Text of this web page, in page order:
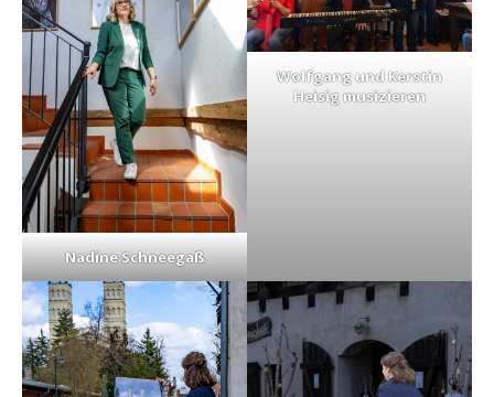
Nadine Schneegaß
Wolfgang und Kerstin
Heisig musizieren